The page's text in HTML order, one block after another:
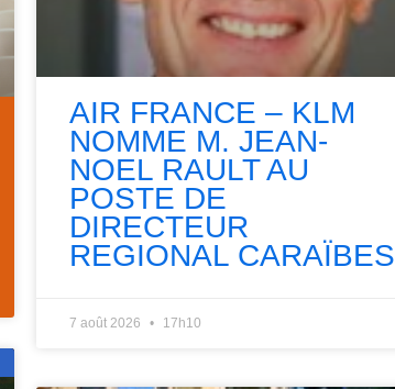
AIR FRANCE – KLM
NOMME M. JEAN-
NOEL RAULT AU
POSTE DE
DIRECTEUR
REGIONAL CARAÏBES
7 août 2026 17h10